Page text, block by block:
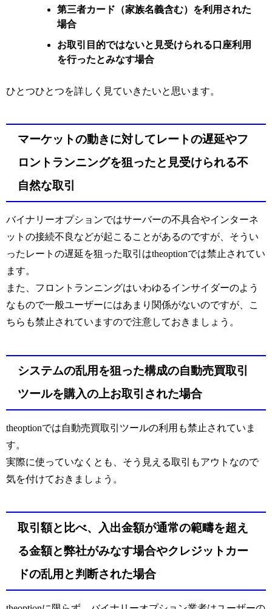
第三者カード（家族名義含む）を利用された
場合
お取引目的ではないと見受けられる口座利用
を行ったとみなす場合
ひとつひとつを詳しく見ていきたいと思います。
マーケットの動きに対してレートの遅延やフ
ロントランニングを狙ったと見受けられる不
自然な取引
バイナリーオプションではサーバーの不具合やインターネ
ットの接続不良などが起こることがあるのですが、そうい
ったレートの遅延を狙った取引はtheoptionでは禁止されてい
ます。
また、フロントランニングはいわゆるインサイダーのよう
なもので一般ユーザーにはあまり関係がないのですが、こ
ちらも禁止されていますので注意しておきましょう。
システムの乱用を狙った構成の自動売買取引
ツールを購入の上お取引された場合
theoptionでは自動売買取引ツールの利用も禁止されていま
す。
実際に使っていなくとも、そう見える取引もアウトなので
気を付けておきましょう。
取引額と比べ、入出金額が通常の範疇を超え
る金額と弊社がみなす場合やクレジットカー
ドの乱用と判断された場合